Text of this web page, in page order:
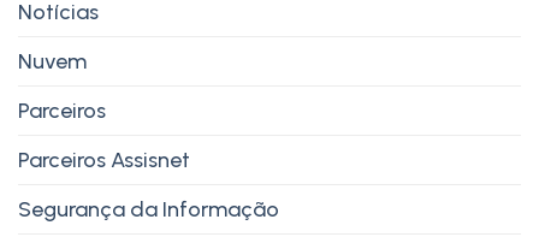
Notícias
Nuvem
Parceiros
Parceiros Assisnet
Segurança da Informação